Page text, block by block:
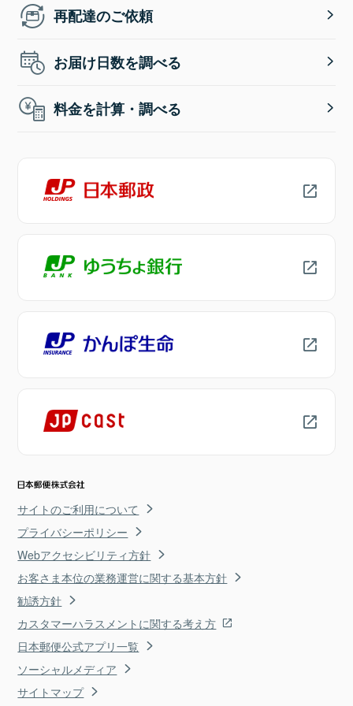
再配達のご依頼
お届け日数を調べる
料金を計算・調べる
サイトのご利用について
プライバシーポリシー
Webアクセシビリティ方針
お客さま本位の業務運営に関する基本方針
勧誘方針
カスタマーハラスメントに関する考え方
日本郵便公式アプリ一覧
ソーシャルメディア
サイトマップ